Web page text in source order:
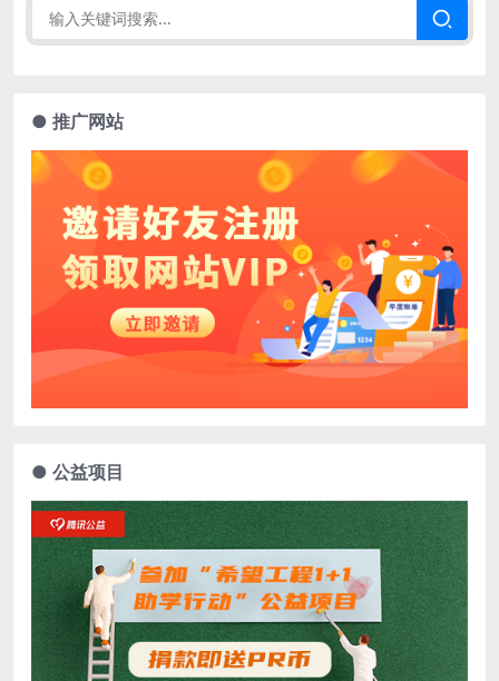
● 推广网站
● 公益项目